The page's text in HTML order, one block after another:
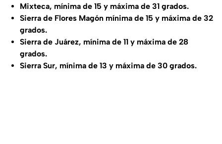
Mixteca, mínima de 15 y máxima de 31 grados.
Sierra de Flores Magón mínima de 15 y máxima de 32
grados.
Sierra de Juárez, mínima de 11 y máxima de 28
grados.
Sierra Sur, mínima de 13 y máxima de 30 grados.